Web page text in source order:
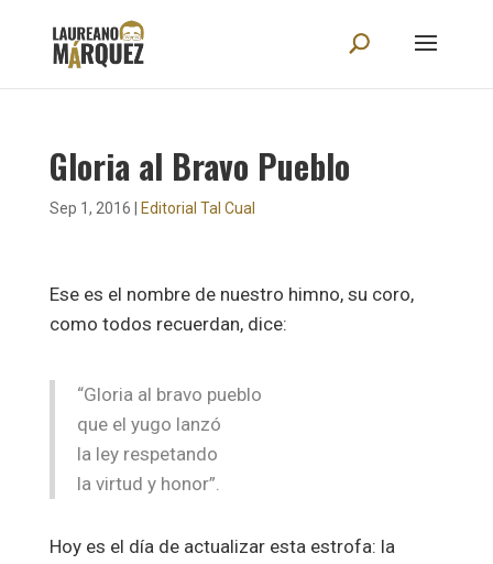
Gloria al Bravo Pueblo
Sep 1, 2016 Editorial Tal Cual
Ese es el nombre de nuestro himno, su coro,
como todos recuerdan, dice:
“Gloria al bravo pueblo
que el yugo lanzó
la ley respetando
la virtud y honor”.
Hoy es el día de actualizar esta estrofa: la